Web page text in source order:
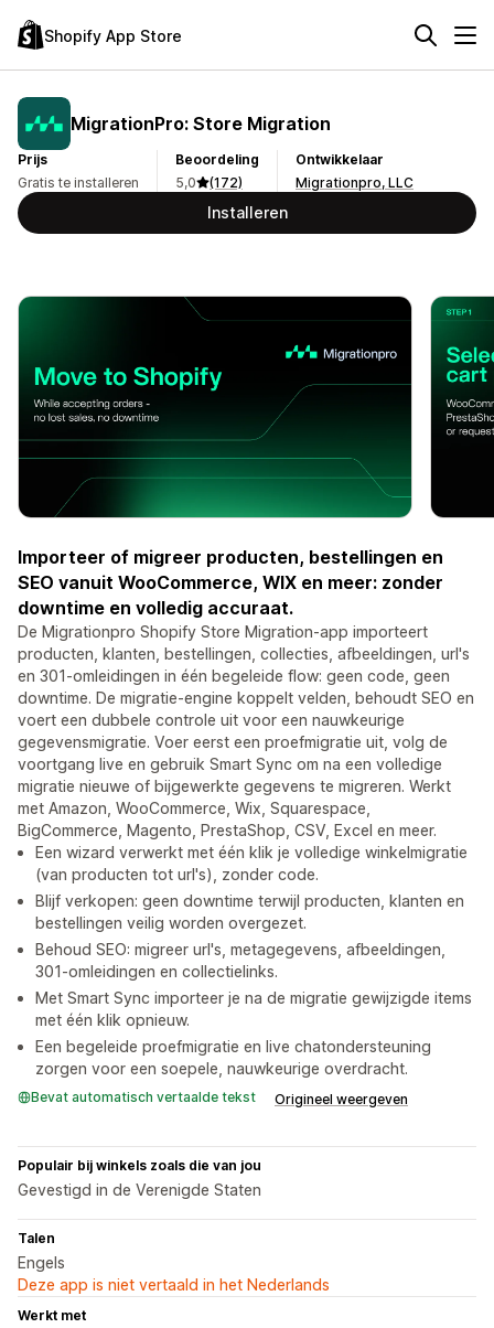
Shopify App Store
MigrationPro: Store Migration
Prijs
Gratis te installeren
Beoordeling
5,0
(172)
Ontwikkelaar
Migrationpro, LLC
Installeren
Importeer of migreer producten, bestellingen en
SEO vanuit WooCommerce, WIX en meer: zonder
downtime en volledig accuraat.
De Migrationpro Shopify Store Migration-app importeert
producten, klanten, bestellingen, collecties, afbeeldingen, url's
en 301-omleidingen in één begeleide flow: geen code, geen
downtime. De migratie-engine koppelt velden, behoudt SEO en
voert een dubbele controle uit voor een nauwkeurige
gegevensmigratie. Voer eerst een proefmigratie uit, volg de
voortgang live en gebruik Smart Sync om na een volledige
migratie nieuwe of bijgewerkte gegevens te migreren. Werkt
met Amazon, WooCommerce, Wix, Squarespace,
BigCommerce, Magento, PrestaShop, CSV, Excel en meer.
Een wizard verwerkt met één klik je volledige winkelmigratie
(van producten tot url's), zonder code.
Blijf verkopen: geen downtime terwijl producten, klanten en
bestellingen veilig worden overgezet.
Behoud SEO: migreer url's, metagegevens, afbeeldingen,
301-omleidingen en collectielinks.
Met Smart Sync importeer je na de migratie gewijzigde items
met één klik opnieuw.
Een begeleide proefmigratie en live chatondersteuning
zorgen voor een soepele, nauwkeurige overdracht.
Bevat automatisch vertaalde tekst Origineel weergeven
Populair bij winkels zoals die van jou
Gevestigd in de Verenigde Staten
Talen
Engels
Deze app is niet vertaald in het Nederlands
Werkt met